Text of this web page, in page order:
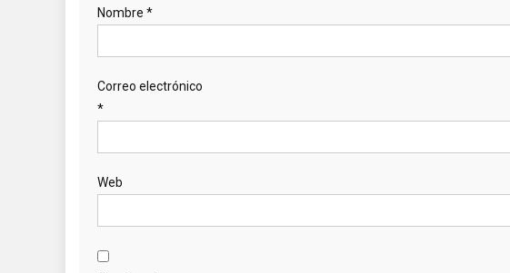
Nombre *
Correo electrónico
*
Web